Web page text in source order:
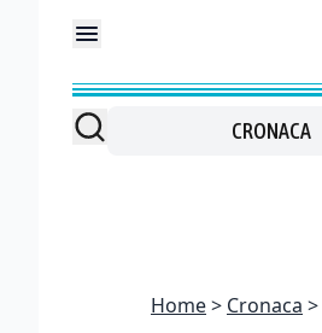
CRONACA
Home Cronaca